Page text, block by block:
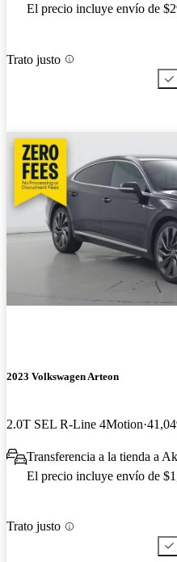
El precio incluye envío de
Trato justo
2023 Volkswagen Arteon
2.0T SEL R-Line 4Motion
Transferencia a la tienda a
El precio incluye envío de
Trato justo